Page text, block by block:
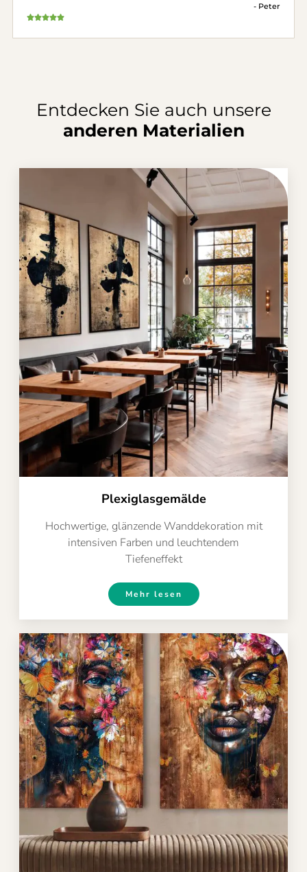
- Peter
Entdecken Sie auch unsere
anderen Materialien
Plexiglasgemälde
Hochwertige, glänzende Wanddekoration mit
intensiven Farben und leuchtendem
Tiefeneffekt
Mehr lesen